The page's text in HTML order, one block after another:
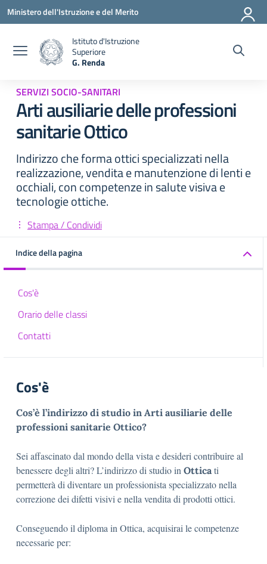
Vai ai contenuti
Vai al menu di navigazione
Vai al footer
Ministero dell'Istruzione e del Merito
Istituto d'Istruzione
Superiore
G. Renda
SERVIZI SOCIO-SANITARI
Arti ausiliarie delle professioni
sanitarie Ottico
Indirizzo che forma ottici specializzati nella
realizzazione, vendita e manutenzione di lenti e
occhiali, con competenze in salute visiva e
tecnologie ottiche.
Stampa / Condividi
Indice della pagina
Cos'è
Orario delle classi
Contatti
Cos'è
Cos’è l’indirizzo di studio in Arti ausiliarie delle
professioni sanitarie Ottico?
Sei affascinato dal mondo della vista e desideri contribuire al
benessere degli altri? L’indirizzo di studio in Ottica ti
permetterà di diventare un professionista specializzato nella
correzione dei difetti visivi e nella vendita di prodotti ottici.
Conseguendo il diploma in Ottica, acquisirai le competenze
necessarie per: